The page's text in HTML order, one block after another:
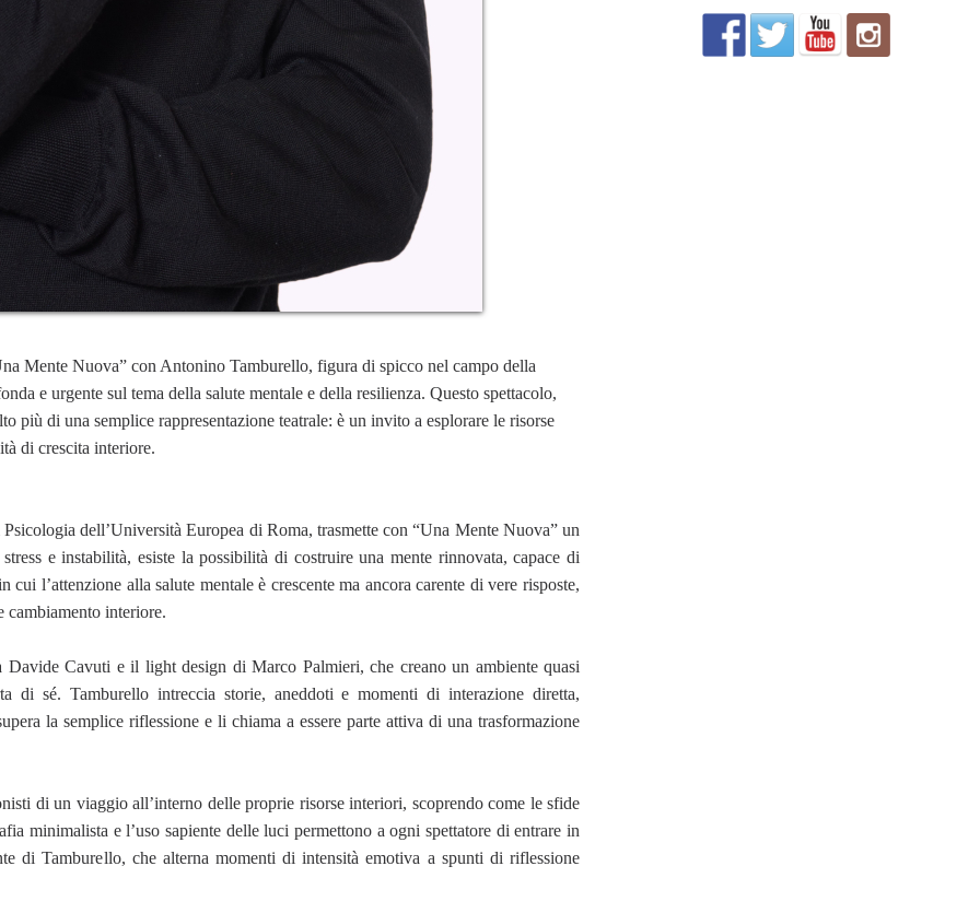
Mente Nuova” con Antonino Tamburello, figura di spicco nel campo della
e urgente sul tema della salute mentale e della resilienza. Questo spettacolo,
più di una semplice rappresentazione teatrale: è un invito a esplorare le risorse
di crescita interiore.
dell’Università Europea di Roma, trasmette con “Una Mente Nuova” un
e instabilità, esiste la possibilità di costruire una mente rinnovata, capace di
l’attenzione alla salute mentale è crescente ma ancora carente di vere risposte,
cambiamento interiore.
Davide Cavuti e il light design di Marco Palmieri, che creano un ambiente quasi
di sé. Tamburello intreccia storie, aneddoti e momenti di interazione diretta,
la semplice riflessione e li chiama a essere parte attiva di una trasformazione
di un viaggio all’interno delle proprie risorse interiori, scoprendo come le sfide
minimalista e l’uso sapiente delle luci permettono a ogni spettatore di entrare in
di Tamburello, che alterna momenti di intensità emotiva a spunti di riflessione